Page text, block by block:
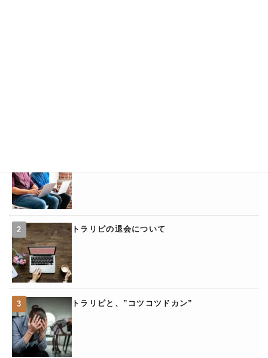
トラリピの退会について
トラリピと、”コツコツドカン”